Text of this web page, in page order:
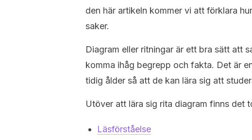
den här artikeln kommer vi att förklara
saker.
Diagram eller ritningar är ett bra sätt att
komma ihåg begrepp och fakta. Det är
tidig ålder så att de kan lära sig att
Utöver att lära sig rita diagram finns det
Läsförståelse